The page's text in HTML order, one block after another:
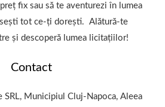
fix sau să te aventurezi în lumea
tot ce-ți dorești. Alătură-te
și descoperă lumea licitațiilor!
Contact
SRL, Municipiul Cluj-Napoca, Aleea